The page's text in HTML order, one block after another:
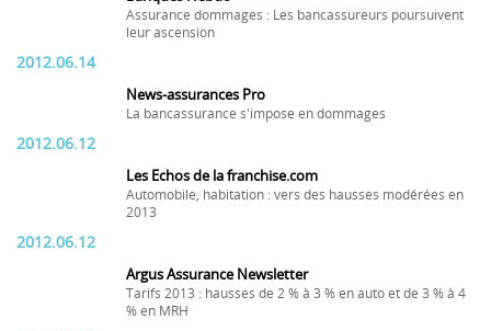
Assurance dommages : Les bancassureurs poursuivent
leur ascension
2012.06.14
News-assurances Pro
La bancassurance s'impose en dommages
2012.06.12
Les Echos de la franchise.com
Automobile, habitation : vers des hausses modérées en
2013
2012.06.12
Argus Assurance Newsletter
Tarifs 2013 : hausses de 2 % à 3 % en auto et de 3 % à 4
% en MRH